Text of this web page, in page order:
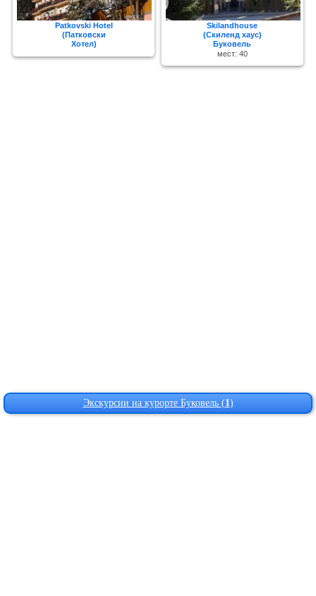
Patkovski Hotel
(Патковски
Хотел)
Skilandhouse
(Скиленд хаус)
Буковель
мест: 40
Экскурсии на курорте Буковель (1 )